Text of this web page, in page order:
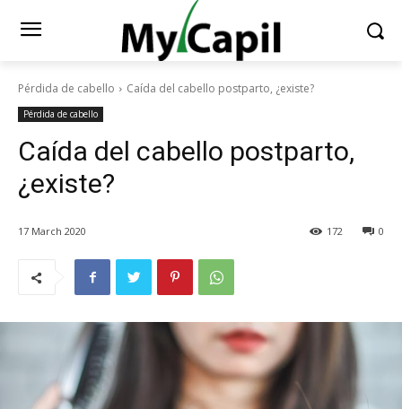
Pérdida de cabello Caída del cabello postparto, ¿existe?
Pérdida de cabello
Caída del cabello postparto,
¿existe?
17 March 2020 0
172